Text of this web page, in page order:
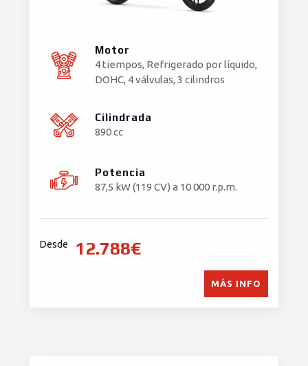
Motor
4 tiempos, Refrigerado por líquido,
DOHC, 4 válvulas, 3 cilindros
Cilindrada
890 cc
Potencia
87,5 kW (119 CV) a 10 000 r.p.m.
Desde 12.788€
MÁS INFO